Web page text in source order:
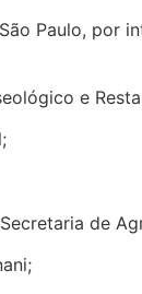
Paulo, por
e
de